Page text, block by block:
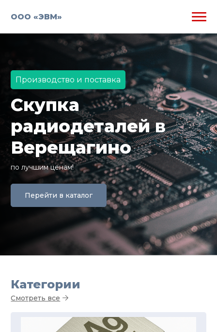
ООО «ЭВМ»
Производство и поставка
Скупка
радиодеталей в
Верещагино
по лучшим ценам!
Перейти в каталог
Категории
Смотреть все